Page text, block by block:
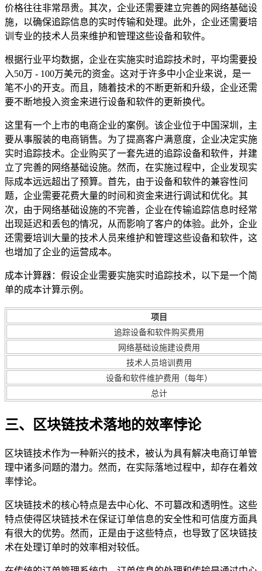
价格往往非常昂贵。其次，企业还需要建立完善的网络基础设
施，以确保追踪信息的实时传输和处理。此外，企业还需要培
训专业的技术人员来维护和管理这些设备和软件。
根据行业平均数据，企业在实施实时追踪技术时，平均需要投
入50万 - 100万美元的资金。这对于许多中小企业来说，是一
笔不小的开支。而且，随着技术的不断更新和升级，企业还需
要不断地投入资金来进行设备和软件的更新换代。
这里有一个上市的电商企业的案例。该企业位于中国深圳，主
要从事服装的电商销售。为了提高客户满意度，企业决定实施
实时追踪技术。企业购买了一套先进的追踪设备和软件，并建
立了完善的网络基础设施。然而，在实施过程中，企业发现实
际成本远远超出了预算。首先，由于设备和软件的兼容性问
题，企业需要花费大量的时间和资金来进行调试和优化。其
次，由于网络基础设施的不完善，企业在传输追踪信息时经常
出现延迟和丢包的情况，从而影响了客户的体验。此外，企业
还需要培训大量的技术人员来维护和管理这些设备和软件，这
也增加了企业的运营成本。
成本计算器：假设企业需要实施实时追踪技术，以下是一个简
单的成本计算示例。
项目
追踪设备和软件购买费用
网络基础设施建设费用
技术人员培训费用
设备和软件维护费用（每年）
总计
三、区块链技术落地的效率悖论
区块链技术作为一种新兴的技术，被认为具有解决电商订单管
理中诸多问题的潜力。然而，在实际落地过程中，却存在着效
率悖论。
区块链技术的核心特点是去中心化、不可篡改和透明性。这些
特点使得区块链技术在保证订单信息的安全性和可信度方面具
有很大的优势。然而，正是由于这些特点，也导致了区块链技
术在处理订单时的效率相对较低。